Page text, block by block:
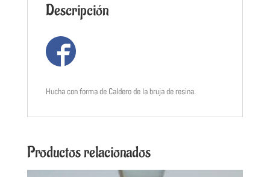
Descripción
Hucha con forma de Caldero de la bruja de resina.
Productos relacionados